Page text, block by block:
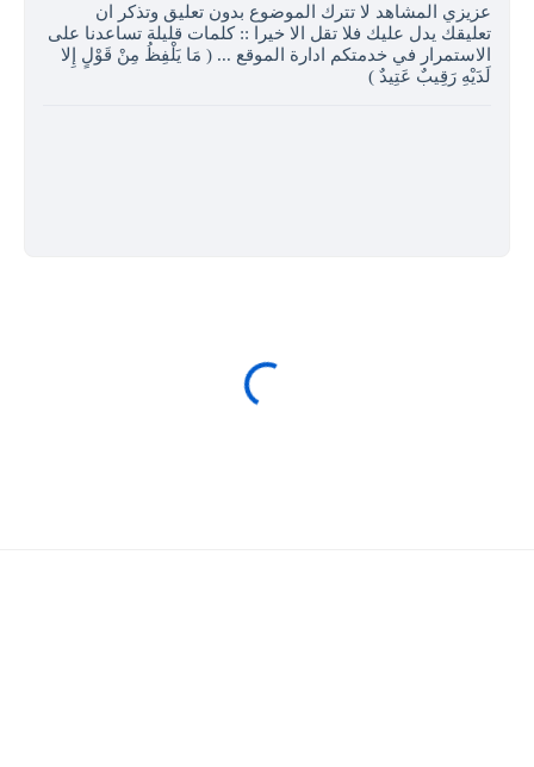
عزيزي المشاهد لا تترك الموضوع بدون تعليق وتذكر ان
تعليقك يدل عليك فلا تقل الا خيرا :: كلمات قليلة تساعدنا على
الاستمرار في خدمتكم ادارة الموقع ... ( مَا يَلْفِظُ مِنْ قَوْلٍ إِلا
لَدَيْهِ رَقِيبٌ عَتِيدٌ )